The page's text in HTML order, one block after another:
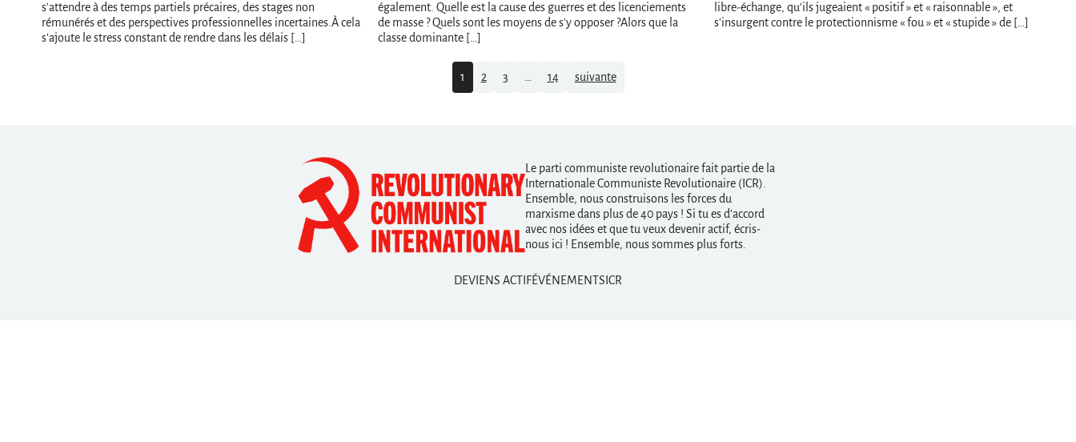
s'attendre à des temps partiels précaires, des stages non
rémunérés et des perspectives professionnelles incertaines.À cela
s'ajoute le stress constant de rendre dans les délais […]
également. Quelle est la cause des guerres et des licenciements
de masse ? Quels sont les moyens de s'y opposer ?Alors que la
classe dominante […]
libre-échange, qu’ils jugeaient « positif » et « raisonnable », et
s'insurgent contre le protectionnisme « fou » et « stupide » de […]
1 2 3 … 14 suivante
Le parti communiste revolutionaire fait partie de la
Internationale Communiste Revolutionaire (ICR).
Ensemble, nous construisons les forces du
marxisme dans plus de 40 pays ! Si tu es d’accord
avec nos idées et que tu veux devenir actif, écris-
nous ici ! Ensemble, nous sommes plus forts.
DEVIENS ACTIFÉVÉNEMENTSICR